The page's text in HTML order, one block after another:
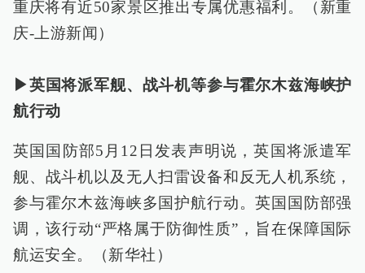
重庆将有近50家景区推出专属优惠福利。（新重
庆-上游新闻）
▶英国将派军舰、战斗机等参与霍尔木兹海峡护
航行动
英国国防部5月12日发表声明说，英国将派遣军
舰、战斗机以及无人扫雷设备和反无人机系统，
参与霍尔木兹海峡多国护航行动。英国国防部强
调，该行动“严格属于防御性质”，旨在保障国际
航运安全。（新华社）